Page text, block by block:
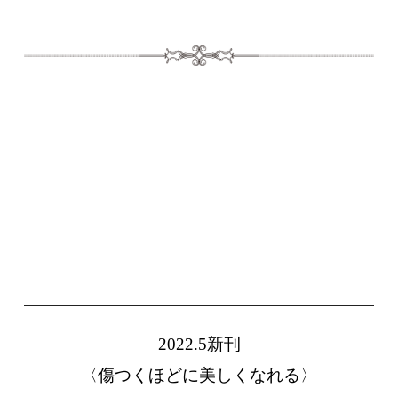
2022.5新刊
〈傷つくほどに美しくなれる〉